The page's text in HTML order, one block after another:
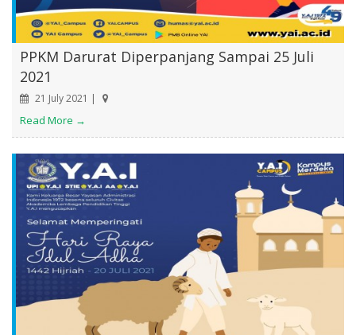
PPKM Darurat Diperpanjang Sampai 25 Juli
2021
21 July 2021 |
Read More →